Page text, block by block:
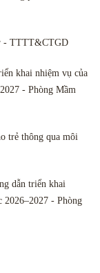
- TTTT&CTGD
khai nhiệm vụ của
- Phòng Mầm
trẻ thông qua môi
dẫn triển khai
2026–2027 - Phòng